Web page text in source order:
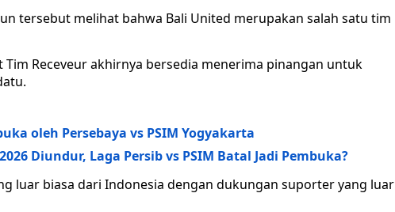
tersebut melihat bahwa Bali United merupakan salah satu tim
Receveur akhirnya bersedia menerima pinangan untuk
oleh Persebaya vs PSIM Yogyakarta
Diundur, Laga Persib vs PSIM Batal Jadi Pembuka?
luar biasa dari Indonesia dengan dukungan suporter yang luar